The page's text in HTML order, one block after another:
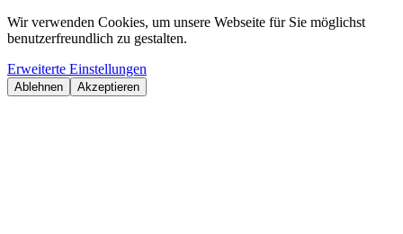
Wir verwenden Cookies, um unsere Webseite für Sie möglichst
benutzerfreundlich zu gestalten.
Erweiterte Einstellungen
Ablehnen Akzeptieren